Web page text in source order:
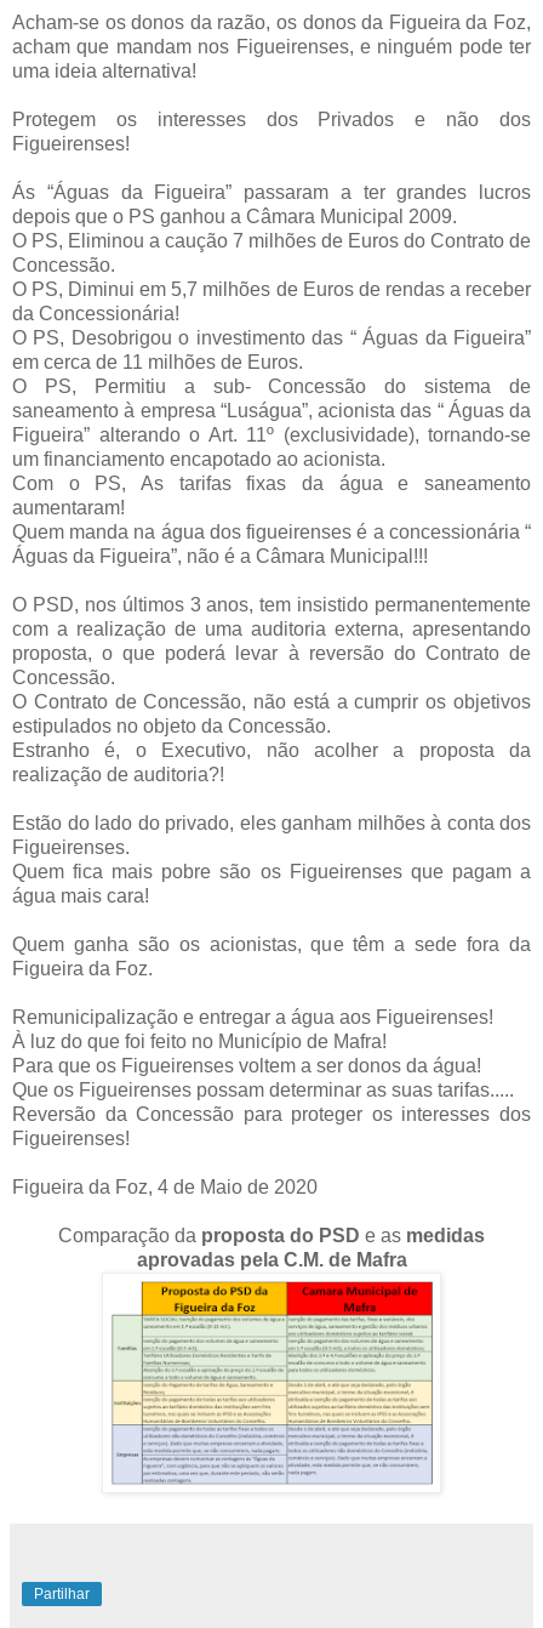
Acham-se os donos da razão, os donos da Figueira da Foz,
acham que mandam nos Figueirenses, e ninguém pode ter
uma ideia alternativa!
Protegem os interesses dos Privados e não dos
Figueirenses!
Ás “Águas da Figueira” passaram a ter grandes lucros
depois que o PS ganhou a Câmara Municipal 2009.
O PS, Eliminou a caução 7 milhões de Euros do Contrato de
Concessão.
O PS, Diminui em 5,7 milhões de Euros de rendas a receber
da Concessionária!
O PS, Desobrigou o investimento das “ Águas da Figueira”
em cerca de 11 milhões de Euros.
O PS, Permitiu a sub- Concessão do sistema de
saneamento à empresa “Luságua”, acionista das “ Águas da
Figueira” alterando o Art. 11º (exclusividade), tornando-se
um financiamento encapotado ao acionista.
Com o PS, As tarifas fixas da água e saneamento
aumentaram!
Quem manda na água dos figueirenses é a concessionária “
Águas da Figueira”, não é a Câmara Municipal!!!
O PSD, nos últimos 3 anos, tem insistido permanentemente
com a realização de uma auditoria externa, apresentando
proposta, o que poderá levar à reversão do Contrato de
Concessão.
O Contrato de Concessão, não está a cumprir os objetivos
estipulados no objeto da Concessão.
Estranho é, o Executivo, não acolher a proposta da
realização de auditoria?!
Estão do lado do privado, eles ganham milhões à conta dos
Figueirenses.
Quem fica mais pobre são os Figueirenses que pagam a
água mais cara!
Quem ganha são os acionistas, que têm a sede fora da
Figueira da Foz.
Remunicipalização e entregar a água aos Figueirenses!
À luz do que foi feito no Município de Mafra!
Para que os Figueirenses voltem a ser donos da água!
Que os Figueirenses possam determinar as suas tarifas.....
Reversão da Concessão para proteger os interesses dos
Figueirenses!
Figueira da Foz, 4 de Maio de 2020
Comparação da proposta do PSD e as medidas
aprovadas pela C.M. de Mafra
Partilhar